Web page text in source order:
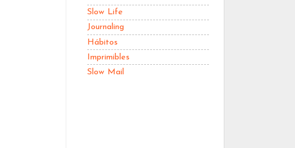
Slow Life
Journaling
Hábitos
Imprimibles
Slow Mail